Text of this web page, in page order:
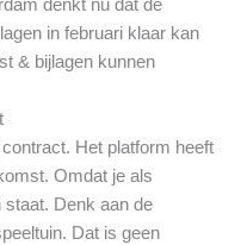
denkt nu dat de
in februari klaar kan
& bijlagen kunnen
Het platform heeft
Omdat je als
Denk aan de
Dat is geen